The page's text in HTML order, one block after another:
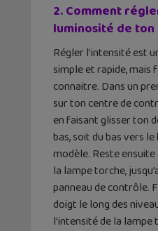
2. Comment
luminosité de ton
Régler l’intensité est
simple et rapide, mais
connaitre. Dans un
sur ton centre de
en faisant glisser ton
bas, soit du bas vers
modèle. Reste ensuite
la lampe torche,
panneau de contrôle.
doigt le long des
l’intensité de la